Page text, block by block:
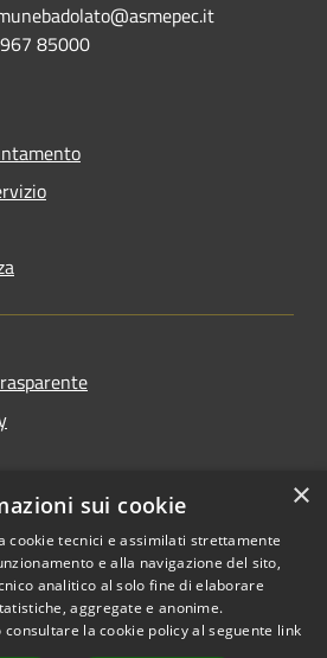
85000
Copyright © 2026 • Comune di
Badolato • Powered by
×
sui cookie
cookie tecnici e assimilati strettamente
e alla navigazione del sito,
analitico al solo fine di elaborare
aggregate e anonime.
la cookie policy al seguente link